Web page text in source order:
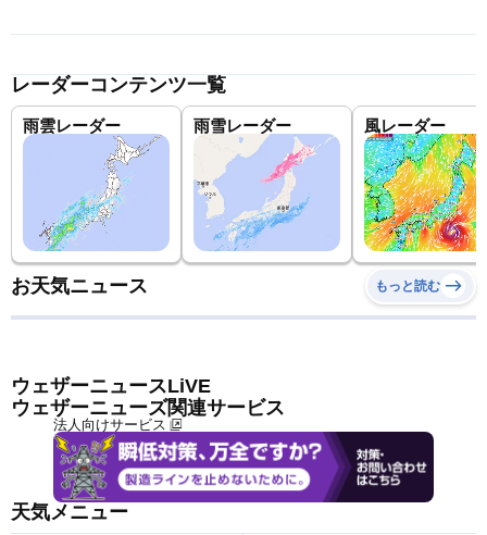
レーダーコンテンツ一覧
雨雲レーダー 雨雪レーダー 風レーダー
お天気ニュース もっと読む
ウェザーニュースLiVE
ウェザーニューズ関連サービス
法人向けサービス
天気メニュー